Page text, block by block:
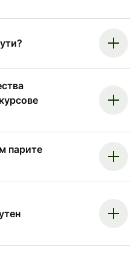
парите